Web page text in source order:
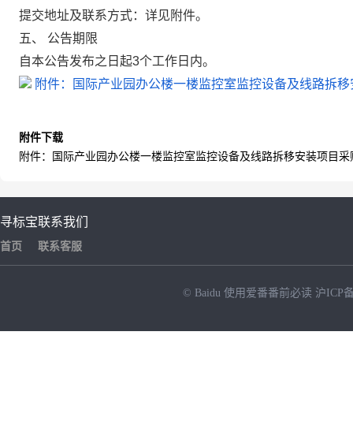
提交地址及联系方式：详见附件。
五、 公告期限
自本公告发布之日起3个工作日内。
附件：国际产业园办公楼一楼监控室监控设备及线路拆
附件下载
附件：国际产业园办公楼一楼监控室监控设备及线路拆移安装项目采
寻标宝
首页
联系我们
联系客服
© Baidu 使用爱番番前必读 沪ICP